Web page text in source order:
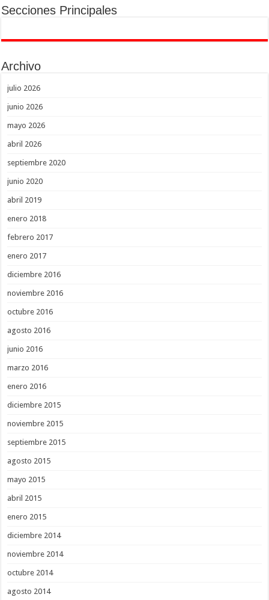
Secciones Principales
Archivo
julio 2026
junio 2026
mayo 2026
abril 2026
septiembre 2020
junio 2020
abril 2019
enero 2018
febrero 2017
enero 2017
diciembre 2016
noviembre 2016
octubre 2016
agosto 2016
junio 2016
marzo 2016
enero 2016
diciembre 2015
noviembre 2015
septiembre 2015
agosto 2015
mayo 2015
abril 2015
enero 2015
diciembre 2014
noviembre 2014
octubre 2014
agosto 2014